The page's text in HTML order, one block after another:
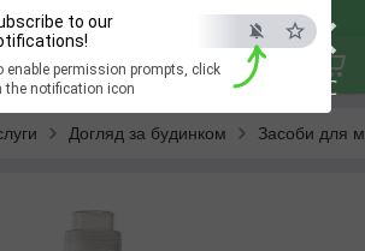
×
ESC
to our
enable permission prompts, click
the notification icon
"optservis"
Догляд за будинком Засоби для